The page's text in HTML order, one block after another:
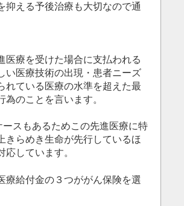
抑える予後治療も大切なので通
医療を受けた場合に支払われる
い医療技術の出現・患者ニーズ
れている医療の水準を超えた最
のことを言います。
スもあるためこの先進医療に特
きらめき生命が先行しているほ
しています。
療給付金の３つががん保険を選